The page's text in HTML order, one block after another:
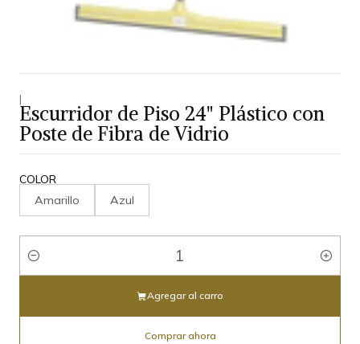
|
Escurridor de Piso 24" Plástico con
Poste de Fibra de Vidrio
COLOR
Amarillo Azul
Cantidad
Agregar al carro
Comprar ahora